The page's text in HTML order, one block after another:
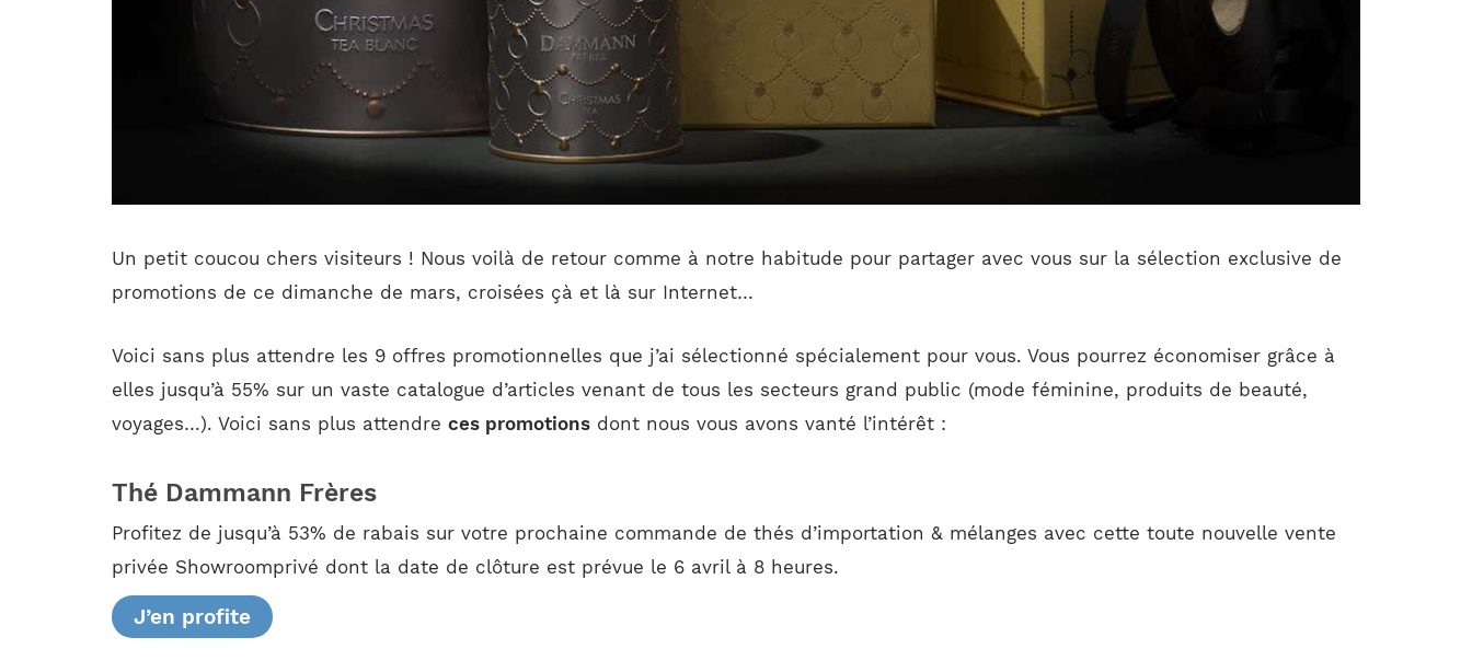
Un petit coucou chers visiteurs ! Nous voilà de retour comme à notre habitude pour partager avec vous sur la sélection exclusive de
promotions de ce dimanche de mars, croisées çà et là sur Internet…
Voici sans plus attendre les 9 offres promotionnelles que j’ai sélectionné spécialement pour vous. Vous pourrez économiser grâce à
elles jusqu’à 55% sur un vaste catalogue d’articles venant de tous les secteurs grand public (mode féminine, produits de beauté,
voyages…). Voici sans plus attendre ces promotions dont nous vous avons vanté l’intérêt :
Thé Dammann Frères
Profitez de jusqu’à 53% de rabais sur votre prochaine commande de thés d’importation & mélanges avec cette toute nouvelle vente
privée Showroomprivé dont la date de clôture est prévue le 6 avril à 8 heures.
J’en profite